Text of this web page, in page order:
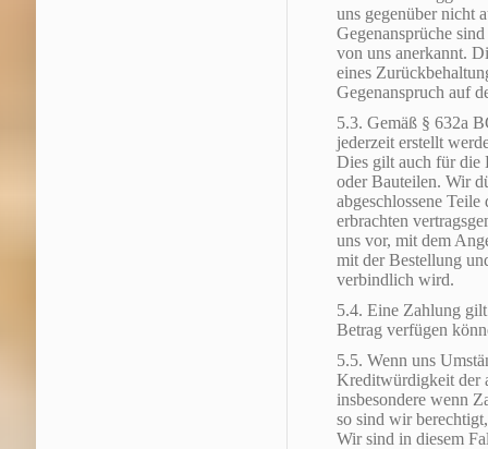
uns gegenüber nicht
Gegenansprüche
von uns anerkannt.
eines
Gegenanspruch auf
5.3. Gemäß § 632a
jederzeit erstellt
Dies gilt auch für die
oder Bauteilen. Wir
abgeschlossene
erbrachten
uns vor, mit dem
mit der Bestellung
verbindlich wird.
5.4. Eine Zahlung
Betrag verfügen
5.5. Wenn uns
Kreditwürdigkeit der
insbesondere wenn
so sind wir
Wir sind in diesem